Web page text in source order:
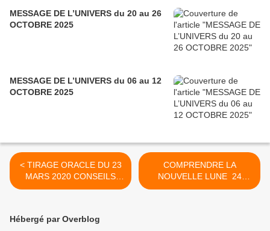
MESSAGE DE L’UNIVERS du 20 au 26
OCTOBRE 2025
MESSAGE DE L’UNIVERS du 06 au 12
OCTOBRE 2025
< TIRAGE ORACLE DU 23
MARS 2020 CONSEILS
POUR PREPARER LA
COMPRENDRE LA
NOUVELLE LUNE 24
MARS 2020 BELIER >
Hébergé par Overblog